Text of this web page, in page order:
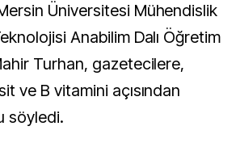
Üniversitesi Mühendislik
Anabilim Dalı Öğretim
Turhan, gazetecilere,
ve B vitamini açısından
söyledi.